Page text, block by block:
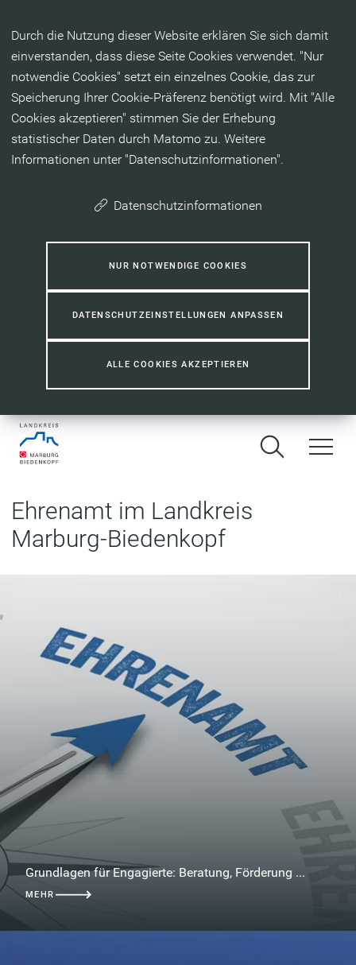
Durch die Nutzung dieser Website erklären Sie sich damit
einverstanden, dass diese Seite Cookies verwendet. "Nur
notwendie Cookies" setzt ein einzelnes Cookie, das zur
Speicherung Ihrer Cookie-Präferenz benötigt wird. Mit "Alle
Cookies akzeptieren" stimmen Sie der Erhebung
statistischer Daten durch Matomo zu. Weitere
Informationen unter "Datenschutzinformationen".
Datenschutzinformationen
NUR NOTWENDIGE COOKIES
DATENSCHUTZEINSTELLUNGEN ANPASSEN
ALLE COOKIES AKZEPTIEREN
Ehrenamt im Landkreis
Marburg-Biedenkopf
Grundlagen für Engagierte: Beratung, Förderung ...
MEHR